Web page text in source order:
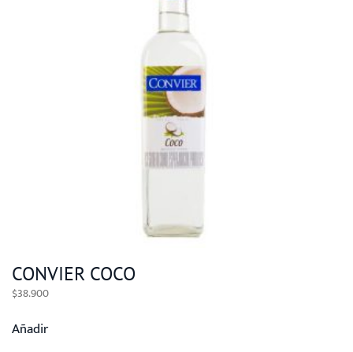
CONVIER COCO
$38.900
Añadir